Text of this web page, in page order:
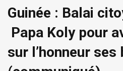
Guinée : Balai
Papa Koly pour
sur l’honneur ses